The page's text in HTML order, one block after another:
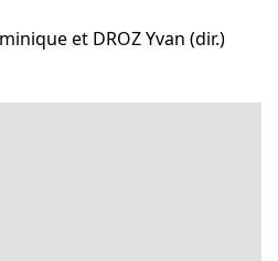
et DROZ Yvan (dir.)